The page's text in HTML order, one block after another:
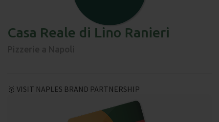
Casa Reale di Lino Ranieri
🥇 VISIT NAPLES BRAND PARTNERSHIP